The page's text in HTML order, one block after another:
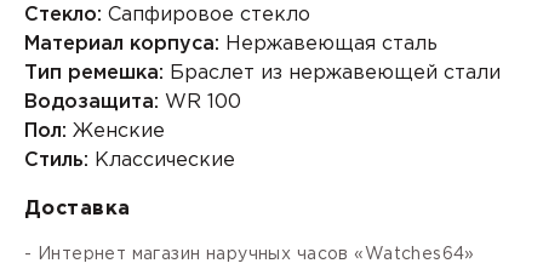
Стекло: Сапфировое стекло
Материал корпуса: Нержавеющая сталь
Тип ремешка: Браслет из нержавеющей стали
Водозащита: WR 100
Пол: Женские
Стиль: Классические
Доставка
- Интернет магазин наручных часов «Watches64»